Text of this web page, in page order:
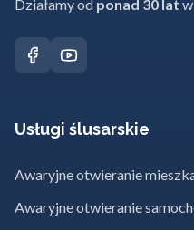
Działamy od ponad 30 lat
Usługi ślusarskie
Awaryjne otwieranie
Awaryjne otwieranie